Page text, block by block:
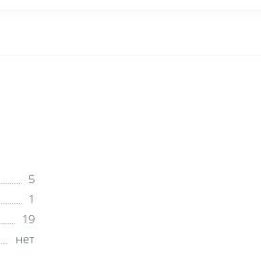
5
1
19
нет